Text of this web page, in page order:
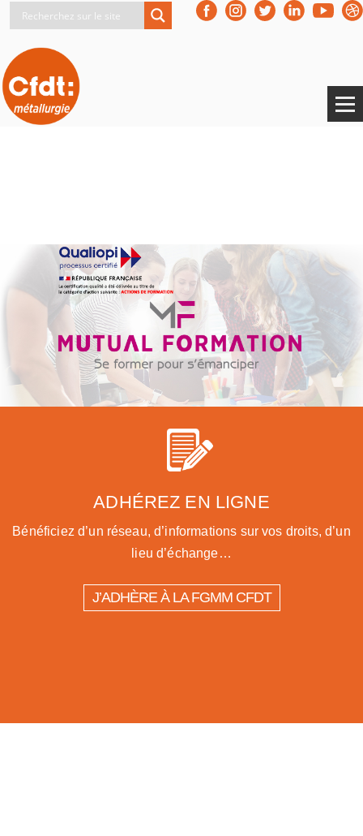
ADHÉREZ EN LIGNE
Bénéficiez d’un réseau, d’informations sur vos droits, d’un
lieu d’échange…
J’ADHÈRE À LA FGMM CFDT